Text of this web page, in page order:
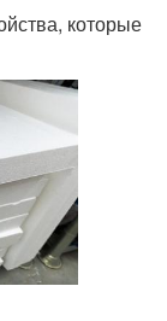
которые